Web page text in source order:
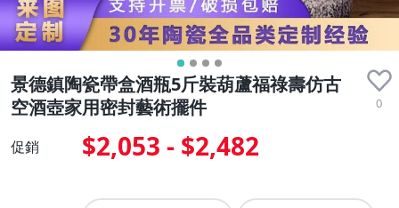
景德鎮陶瓷帶盒酒瓶5斤裝葫蘆福祿壽仿古
空酒壺家用密封藝術擺件
0
促銷 $2,053 - $2,482